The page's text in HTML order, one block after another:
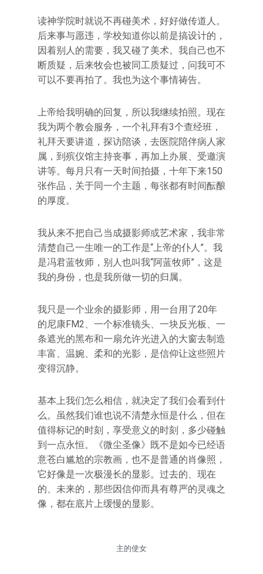
读神学院时就说不再碰美术，好好做传道人。
后来事与愿违，学校知道你以前是搞设计的，
因着别人的需要，我又碰了美术。我自己也不
断质疑，后来牧会也被同工质疑过，问我可不
可以不要再拍了。我也为这个事情祷告。
上帝给我明确的回复，所以我继续拍照。现在
我为两个教会服务，一个礼拜有3个查经班，
礼拜天要讲道，探访陪谈，去医院陪伴病人家
属，到殡仪馆主持丧事，再加上办展、受邀演
讲等。每月只有一天时间拍摄，十年下来150
张作品，关于同一个主题，每张都有时间酝酿
的厚度。
我从来不把自己当成摄影师或艺术家，我非常
清楚自己一生唯一的工作是“上帝的仆人”。我
是冯君蓝牧师，别人也叫我“阿蓝牧师”，这是
我的身份，也是我所做一切的归属。
我只是一个业余的摄影师，用一台用了20年
的尼康FM2、一个标准镜头、一块反光板、一
条遮光的黑布和一扇允许光进入的大窗去制造
丰富、温婉、柔和的光影，是信仰让这些照片
变得沉静。
基本上我们怎么相信，就决定了我们会看到什
么。虽然我们谁也说不清楚永恒是什么，但在
值得标记的时刻，享受意义的时刻，多少碰触
到一点永恒。《微尘圣像》既不是如今已经语
意苍白尴尬的宗教画，也不是普通的肖像照，
它好像是一次极漫长的显影。过去的、现在
的、未来的，那些因信仰而具有尊严的灵魂之
像，都在底片上缓慢的显影。
主的使女